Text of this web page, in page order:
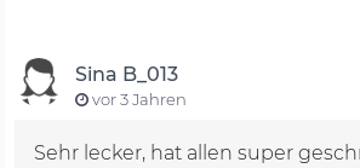
Sina B_013
vor 3 Jahren
Sehr lecker, hat allen super